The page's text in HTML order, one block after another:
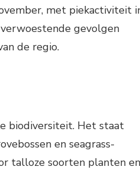
met piekactiviteit
gevolgen
de regio.
biodiversiteit. Het staat
en seagrass-
talloze soorten planten en